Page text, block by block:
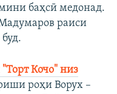
баҳсӣ медонад.
раиси
Кочо" низ
роҳи Ворух –